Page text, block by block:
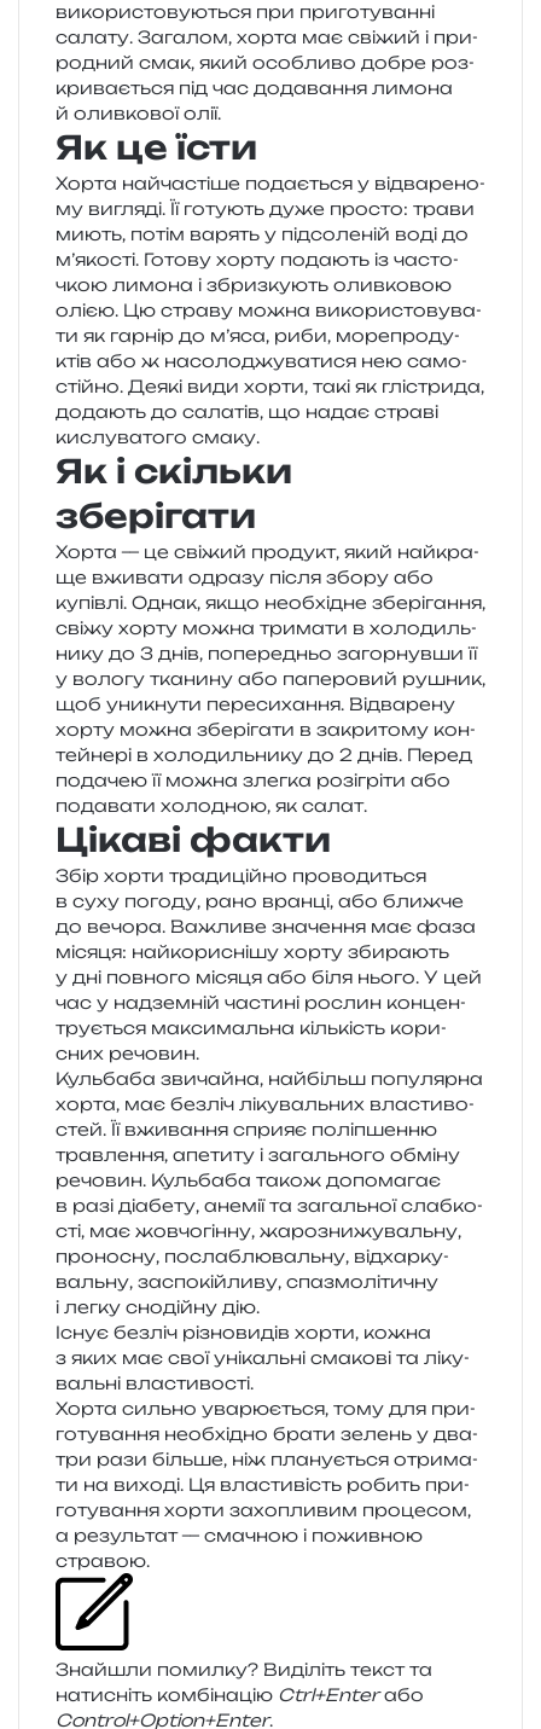
вико­ри­сто­ву­ю­ться при при­го­ту­ван­ні
сала­ту. Загалом, хорта має сві­жий і при­
ро­дний смак, який осо­бли­во добре роз­
кри­ва­є­ться під час дода­ва­н­ня лимо­на
й олив­ко­вої олії.
Як це їсти
Хорта най­ча­сті­ше пода­є­ться у від­ва­ре­но­
му вигля­ді. Її готу­ють дуже про­сто: трави
миють, потім варять у під­со­ле­ній воді до
м’я­ко­сті. Готову хорту пода­ють із часто­
чкою лимо­на і збриз­ку­ють олив­ко­вою
олією. Цю стра­ву можна вико­ри­сто­ву­ва­
ти як гар­нір до м’яса, риби, море­про­ду­
ктів або ж насо­ло­джу­ва­ти­ся нею само­
стій­но. Деякі види хорти, такі як глі­стри­да,
дода­ють до сала­тів, що надає стра­ві
кислу­ва­то­го смаку.
Як і скільки
зберігати
Хорта — це сві­жий про­дукт, який най­кра­
ще вжи­ва­ти одра­зу після збору або
купів­лі. Однак, якщо необ­хі­дне збе­рі­га­н­ня,
свіжу хорту можна три­ма­ти в холо­диль­
ни­ку до 3 днів, попе­ре­дньо загор­нув­ши її
у воло­гу тка­ни­ну або папе­ро­вий рушник,
щоб уни­кну­ти пере­си­ха­н­ня. Відварену
хорту можна збе­рі­га­ти в закри­то­му кон­
тей­не­рі в холо­диль­ни­ку до 2 днів. Перед
пода­чею її можна злег­ка розі­грі­ти або
пода­ва­ти холо­дною, як салат.
Цікаві факти
Збір хорти тра­ди­цій­но про­во­ди­ться
в суху пого­ду, рано вран­ці, або ближ­че
до вечо­ра. Важливе зна­че­н­ня має фаза
міся­ця: най­ко­ри­сні­шу хорту зби­ра­ють
у дні пов­но­го міся­ця або біля нього. У цей
час у над­зем­ній части­ні рослин кон­цен­
тру­є­ться макси­маль­на кіль­кість кори­
сних речовин.
Кульбаба зви­чай­на, най­більш попу­ляр­на
хорта, має без­ліч ліку­валь­них вла­сти­во­
стей. Її вжи­ва­н­ня спри­яє полі­пшен­ню
трав­ле­н­ня, апе­ти­ту і загаль­но­го обмі­ну
речо­вин. Кульбаба також допо­ма­гає
в разі діа­бе­ту, ане­мії та загаль­ної слаб­ко­
сті, має жов­чо­гін­ну, жаро­зни­жу­валь­ну,
про­но­сну, посла­блю­валь­ну, від­хар­ку­
валь­ну, заспо­кій­ли­ву, спа­змо­лі­ти­чну
і легку сно­дій­ну дію.
Існує без­ліч різно­ви­дів хорти, кожна
з яких має свої уні­каль­ні сма­ко­ві та ліку­
валь­ні властивості.
Хорта силь­но ува­рю­є­ться, тому для при­
го­ту­ва­н­ня необ­хі­дно брати зелень у два-
три рази біль­ше, ніж пла­ну­є­ться отри­ма­
ти на вихо­ді. Ця вла­сти­вість робить при­
го­ту­ва­н­ня хорти захо­пли­вим про­це­сом,
а резуль­тат — сма­чною і пожив­ною
стравою.
Знайшли помил­ку? Виділіть текст та
нати­сніть ком­бі­на­цію Ctrl+Enterабо
Control+Option+Enter.